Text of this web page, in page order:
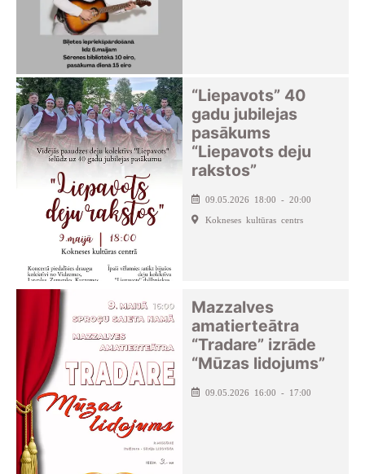
“Liepavots” 40
gadu jubilejas
pasākums
“Liepavots deju
rakstos”
09.05.2026 18:00 - 20:00
Kokneses kultūras centrs
Mazzalves
amatierteātra
“Tradare” izrāde
“Mūzas lidojums”
09.05.2026 16:00 - 17:00